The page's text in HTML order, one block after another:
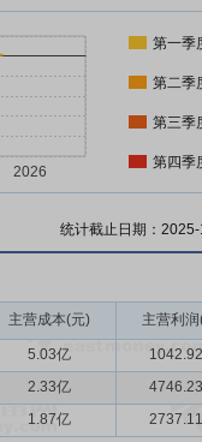
第一季
第二季
第三季
第四季
统计截止日期：
主营成本(元) 主营利
5.03亿
2.33亿
1.87亿